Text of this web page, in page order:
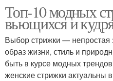
Топ-10 модных
вьющихся и
Выбор стрижки — непростая
образ жизни, стиль и
быть в курсе модных
женские стрижки актуальны